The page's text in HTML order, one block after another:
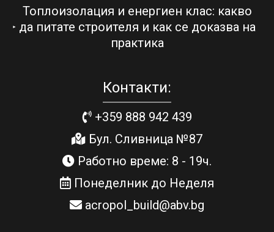
Топлоизолация и енергиен клас: какво
да питате строителя и как се доказва на
практика
Контакти:
+359 888 942 439
Бул. Сливница №87
Работно време: 8 - 19ч.
Понеделник до Неделя
acropol_build@abv.bg